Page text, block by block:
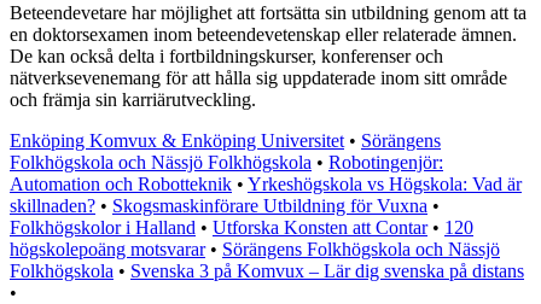
Beteendevetare har möjlighet att fortsätta sin utbildning genom att ta
en doktorsexamen inom beteendevetenskap eller relaterade ämnen.
De kan också delta i fortbildningskurser, konferenser och
nätverksevenemang för att hålla sig uppdaterade inom sitt område
och främja sin karriärutveckling.
Enköping Komvux & Enköping Universitet • Sörängens
Folkhögskola och Nässjö Folkhögskola • Robotingenjör:
Automation och Robotteknik • Yrkeshögskola vs Högskola: Vad är
skillnaden? • Skogsmaskinförare Utbildning för Vuxna •
Folkhögskolor i Halland • Utforska Konsten att Contar• 120
högskolepoäng motsvarar• Sörängens Folkhögskola och Nässjö
Folkhögskola • Svenska 3 på Komvux – Lär dig svenska på distans
•